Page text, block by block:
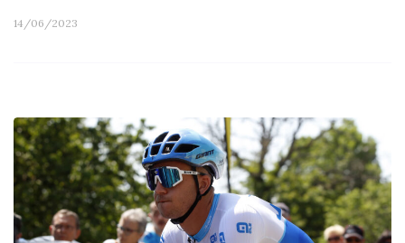
14/06/2023